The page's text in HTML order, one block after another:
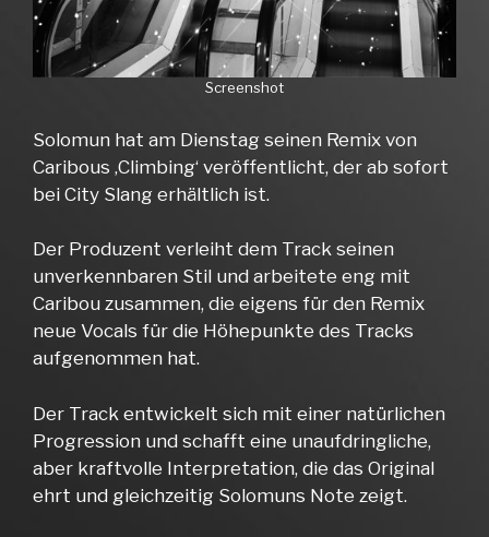
Screenshot
Solomun hat am Dienstag seinen Remix von
Caribous ‚Climbing‘ veröffentlicht, der ab sofort
bei City Slang erhältlich ist.
Der Produzent verleiht dem Track seinen
unverkennbaren Stil und arbeitete eng mit
Caribou zusammen, die eigens für den Remix
neue Vocals für die Höhepunkte des Tracks
aufgenommen hat.
Der Track entwickelt sich mit einer natürlichen
Progression und schafft eine unaufdringliche,
aber kraftvolle Interpretation, die das Original
ehrt und gleichzeitig Solomuns Note zeigt.